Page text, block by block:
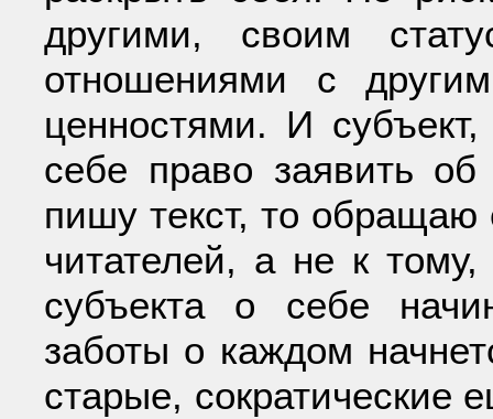
другими, своим
отношениями с
ценностями. И
себе право заявить
пишу текст, то обращаю
читателей, а не к
субъекта о себе
заботы о каждом
старые, сократические